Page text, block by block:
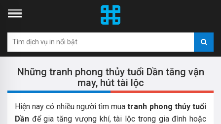
Những tranh phong thủy tuổi Dần tăng vận
may, hút tài lộc
Hiện nay có nhiều người tìm muatranh phong thủy tuổi
Dần để gia tăng vượng khí, tài lộc trong gia đình hoặc